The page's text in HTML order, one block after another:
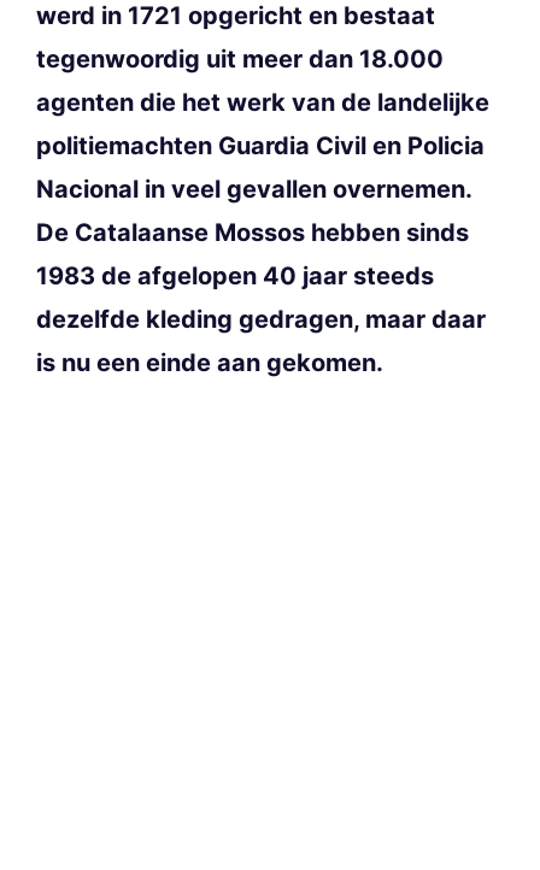
werd in 1721 opgericht en bestaat
tegenwoordig uit meer dan 18.000
agenten die het werk van de landelijke
politiemachten Guardia Civil en Policia
Nacional in veel gevallen overnemen.
De Catalaanse Mossos hebben sinds
1983 de afgelopen 40 jaar steeds
dezelfde kleding gedragen, maar daar
is nu een einde aan gekomen.